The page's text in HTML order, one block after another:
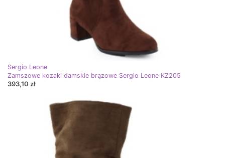
Sergio Leone
Zamszowe kozaki damskie brązowe Sergio Leone KZ205
393,10 zł